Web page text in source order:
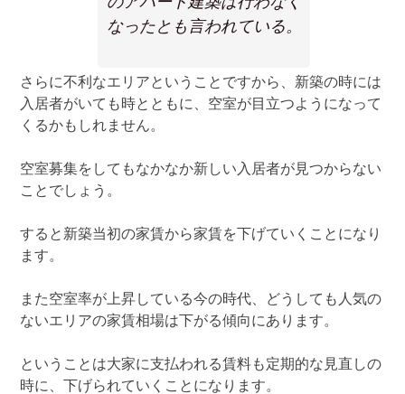
なったとも言われている。
さらに不利なエリアということですから、新築の時には
入居者がいても時とともに、空室が目立つようになって
くるかもしれません。
空室募集をしてもなかなか新しい入居者が見つからない
ことでしょう。
すると新築当初の家賃から家賃を下げていくことになり
ます。
また空室率が上昇している今の時代、どうしても人気の
ないエリアの家賃相場は下がる傾向にあります。
ということは大家に支払われる賃料も定期的な見直しの
時に、下げられていくことになります。